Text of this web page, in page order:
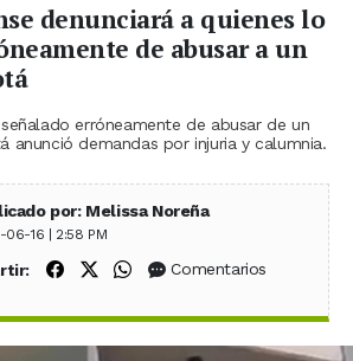
denunciará a quienes lo
de abusar a un
erróneamente de abusar de un
anunció demandas por injuria y calumnia.
por: Melissa Noreña
06-16 | 2:58 PM
Compartir en Facebook
Compartir en X (Twitter)
Compartir en WhatsApp
Comentarios